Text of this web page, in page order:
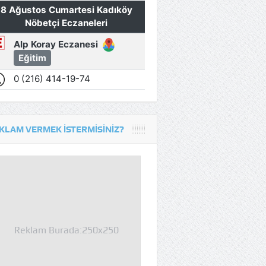
VERMEK İSTERMISINIZ?
Reklam Burada:250x250